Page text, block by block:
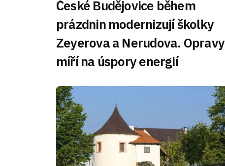
České Budějovice během
prázdnin modernizují školky
Zeyerova a Nerudova. Opravy
míří na úspory energií